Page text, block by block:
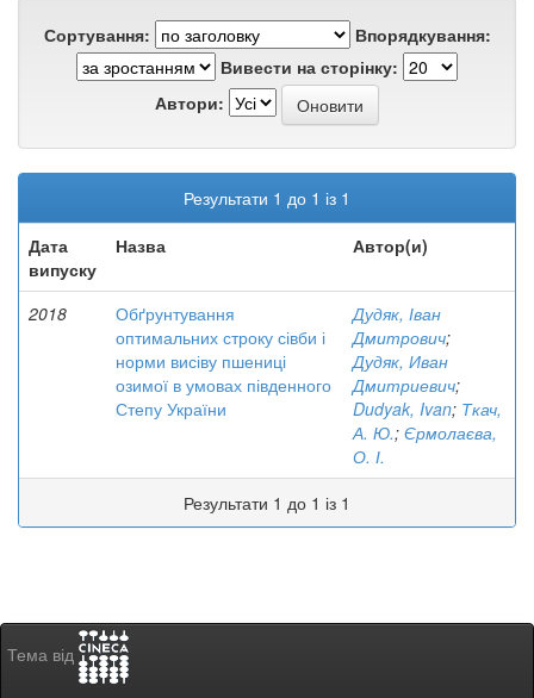
Сортування:
Впорядкування:
Вивести на сторінку:
Автори:
Результати 1 до 1 із 1
Дата
випуску
Назва Автор(и)
2018
Обґрунтування
оптимальних строку сівби і
норми висіву пшениці
озимої в умовах південного
Степу України
Дудяк, Іван
Дмитрович;
Дудяк, Иван
Дмитриевич;
Dudyak, Ivan; Ткач,
А. Ю.; Єрмолаєва,
О. І.
Результати 1 до 1 із 1
Тема від